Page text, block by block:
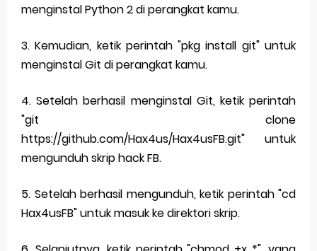
menginstal Python 2 di perangkat kamu.
3. Kemudian, ketik perintah "pkg install git" untuk
menginstal Git di perangkat kamu.
4. Setelah berhasil menginstal Git, ketik perintah
"git clone
https://github.com/Hax4us/Hax4usFB.git" untuk
mengunduh skrip hack FB.
5. Setelah berhasil mengunduh, ketik perintah "cd
Hax4usFB" untuk masuk ke direktori skrip.